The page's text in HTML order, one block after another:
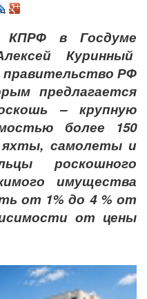
КПРФ в Госдуме
Куринный
правительство РФ
предлагается
– крупную
более 150
самолеты и
роскошного
имущества
от 1% до 4 % от
от цены